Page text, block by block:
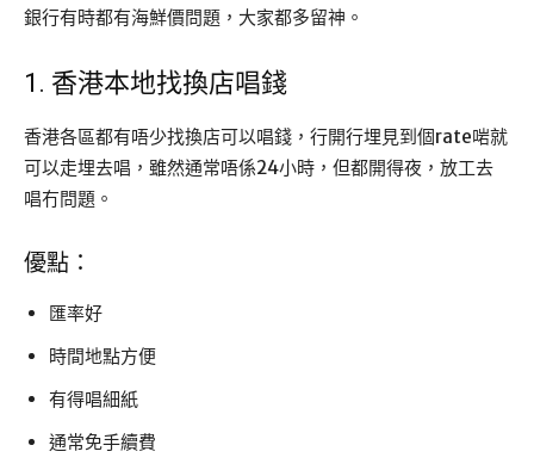
銀行有時都有海鮮價問題，大家都多留神。
1. 香港本地找換店唱錢
香港各區都有唔少找換店可以唱錢，行開行埋見到個rate啱就
可以走埋去唱，雖然通常唔係24小時，但都開得夜，放工去
唱冇問題。
優點：
匯率好
時間地點方便
有得唱細紙
通常免手續費